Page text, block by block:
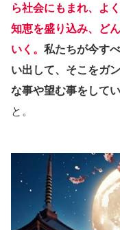
ら社会にもまれ、よ
知恵を盛り込み、ど
いく。 私たちが今す
い出して、そこをガ
な事や望む事をしてい
と。